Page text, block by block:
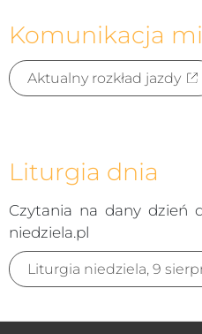
Komunikacja
Aktualny rozkład jazdy
Liturgia dnia
Czytania na dany dzień
niedziela.pl
Liturgia niedziela, 9